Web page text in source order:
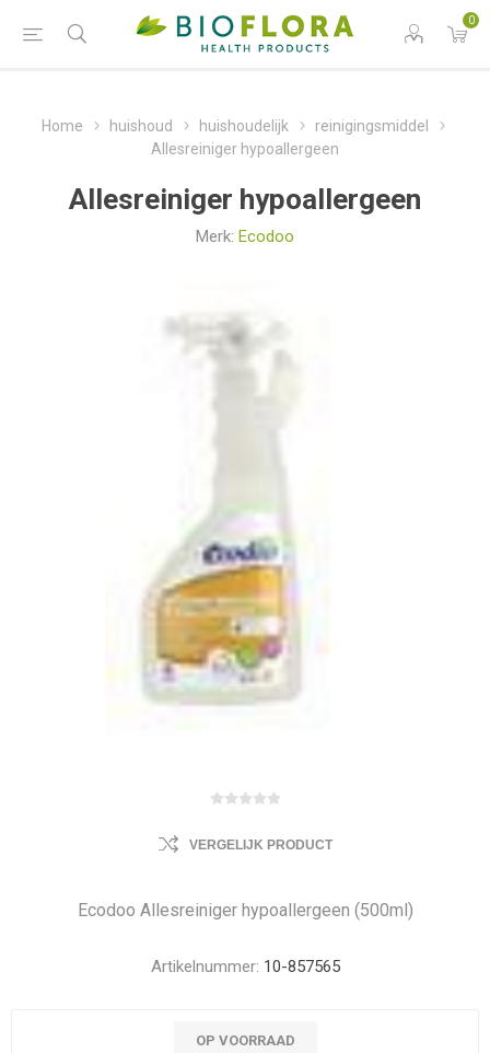
0
Home huishoud huishoudelijk
reinigingsmiddel
Allesreiniger hypoallergeen
Allesreiniger hypoallergeen
Merk: Ecodoo
VERGELIJK PRODUCT
Ecodoo Allesreiniger hypoallergeen (500ml)
Artikelnummer: 10-857565
OP VOORRAAD